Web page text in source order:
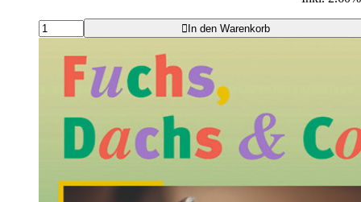
In den Warenkorb